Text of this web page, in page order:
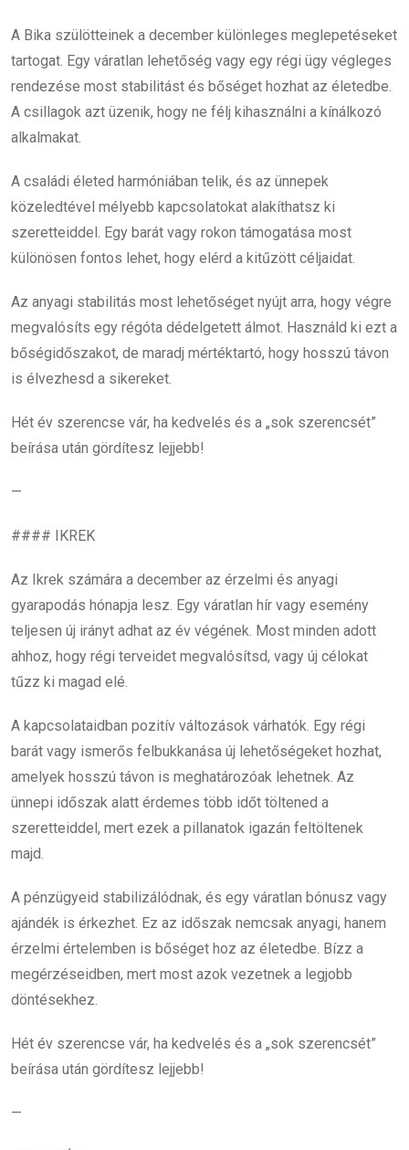
A Bika szülötteinek a december különleges meglepetéseket
tartogat. Egy váratlan lehetőség vagy egy régi ügy végleges
rendezése most stabilitást és bőséget hozhat az életedbe.
A csillagok azt üzenik, hogy ne félj kihasználni a kínálkozó
alkalmakat.
A családi életed harmóniában telik, és az ünnepek
közeledtével mélyebb kapcsolatokat alakíthatsz ki
szeretteiddel. Egy barát vagy rokon támogatása most
különösen fontos lehet, hogy elérd a kitűzött céljaidat.
Az anyagi stabilitás most lehetőséget nyújt arra, hogy végre
megvalósíts egy régóta dédelgetett álmot. Használd ki ezt a
bőségidőszakot, de maradj mértéktartó, hogy hosszú távon
is élvezhesd a sikereket.
Hét év szerencse vár, ha kedvelés és a „sok szerencsét”
beírása után gördítesz lejjebb!
—
#### IKREK
Az Ikrek számára a december az érzelmi és anyagi
gyarapodás hónapja lesz. Egy váratlan hír vagy esemény
teljesen új irányt adhat az év végének. Most minden adott
ahhoz, hogy régi terveidet megvalósítsd, vagy új célokat
tűzz ki magad elé.
A kapcsolataidban pozitív változások várhatók. Egy régi
barát vagy ismerős felbukkanása új lehetőségeket hozhat,
amelyek hosszú távon is meghatározóak lehetnek. Az
ünnepi időszak alatt érdemes több időt töltened a
szeretteiddel, mert ezek a pillanatok igazán feltöltenek
majd.
A pénzügyeid stabilizálódnak, és egy váratlan bónusz vagy
ajándék is érkezhet. Ez az időszak nemcsak anyagi, hanem
érzelmi értelemben is bőséget hoz az életedbe. Bízz a
megérzéseidben, mert most azok vezetnek a legjobb
döntésekhez.
Hét év szerencse vár, ha kedvelés és a „sok szerencsét”
beírása után gördítesz lejjebb!
—